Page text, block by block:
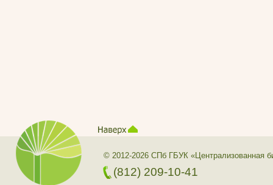
© 2012-2026 СПб ГБУК «Централизованная
(812) 209-10-41